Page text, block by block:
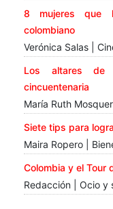
8 mujeres que
colombiano
Verónica Salas |
Los altares de
cincuentenaria
María Ruth
Siete tips para
Maira Ropero |
Colombia y el Tour
Redacción | Ocio y